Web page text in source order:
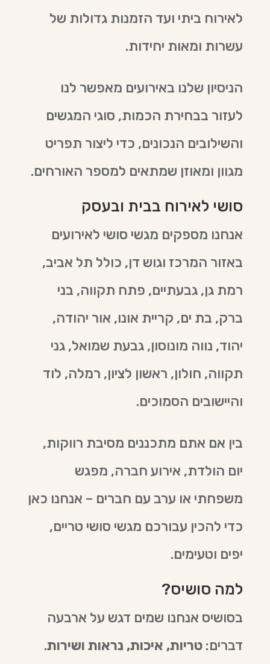
לאירוח ביתי ועד הזמנות גדולות של
עשרות ומאות יחידות.
הניסיון שלנו באירועים מאפשר לנו
לעזור בבחירת הכמות, סוגי המגשים
והשילובים הנכונים, כדי ליצור תפריט
מגוון ומאוזן שמתאים למספר האורחים.
סושי לאירוח בבית ובעסק
אנחנו מספקים מגשי סושי לאירועים
באזור המרכז וגוש דן, כולל תל אביב,
רמת גן, גבעתיים, פתח תקווה, בני
ברק, בת ים, קריית אונו, אור יהודה,
יהוד, נווה מונוסון, גבעת שמואל, גני
תקווה, חולון, ראשון לציון, רמלה, לוד
והיישובים הסמוכים.
בין אם אתם מתכננים מסיבת רווקות,
יום הולדת, אירוע חברה, מפגש
משפחתי או ערב עם חברים – אנחנו כאן
כדי להכין עבורכם מגשי סושי טריים,
יפים וטעימים.
למה סושיס?
בסושיס אנחנו שמים דגש על ארבעה
דברים: טריות, איכות, נראות ושירות.